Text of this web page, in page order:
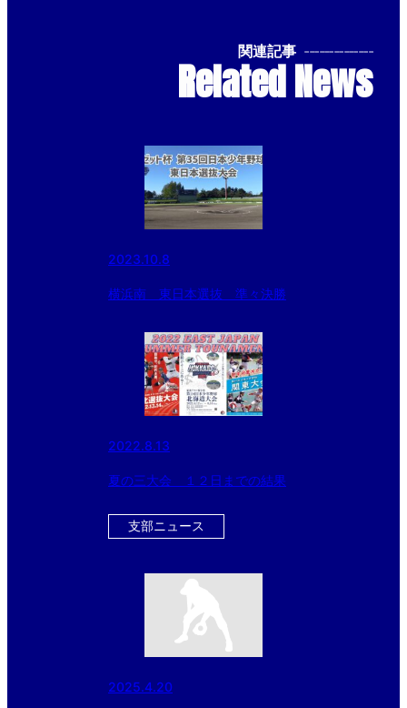
関連記事 --------------
Related News
2023.10.8
横浜南 東日本選抜 準々決勝
2022.8.13
夏の三大会 １２日までの結果
支部ニュース
2025.4.20